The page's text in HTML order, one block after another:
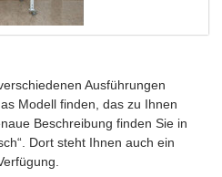
Ausführungen
Modell finden, das zu Ihnen
Beschreibung finden Sie in
Dort steht Ihnen auch ein